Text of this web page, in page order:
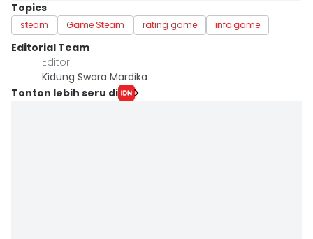
Topics
steam Game Steam rating game info game
Editorial Team
Editor
Kidung Swara Mardika
Tonton lebih seru di